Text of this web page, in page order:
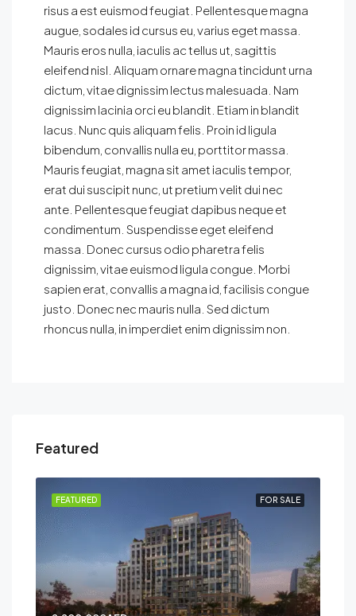
risus a est euismod feugiat. Pellentesque magna
augue, sodales id cursus eu, varius eget massa.
Mauris eros nulla, iaculis ac tellus ut, sagittis
eleifend nisl. Aliquam ornare magna tincidunt urna
dictum, vitae dignissim lectus malesuada. Nam
dignissim lacinia orci eu blandit. Etiam in blandit
lacus. Nunc quis aliquam felis. Proin id ligula
bibendum, convallis nulla eu, porttitor massa.
Mauris feugiat, magna sit amet iaculis tempor,
erat dui suscipit nunc, ut pretium velit dui nec
ante. Pellentesque feugiat dapibus neque et
condimentum. Suspendisse eget eleifend
massa. Donec cursus odio pharetra felis
dignissim, vitae euismod ligula congue. Morbi
sapien erat, convallis a magna id, facilisis congue
justo. Donec nec mauris nulla. Sed dictum
rhoncus nulla, in imperdiet enim dignissim non.
Featured
FOR SALE
FEATURED